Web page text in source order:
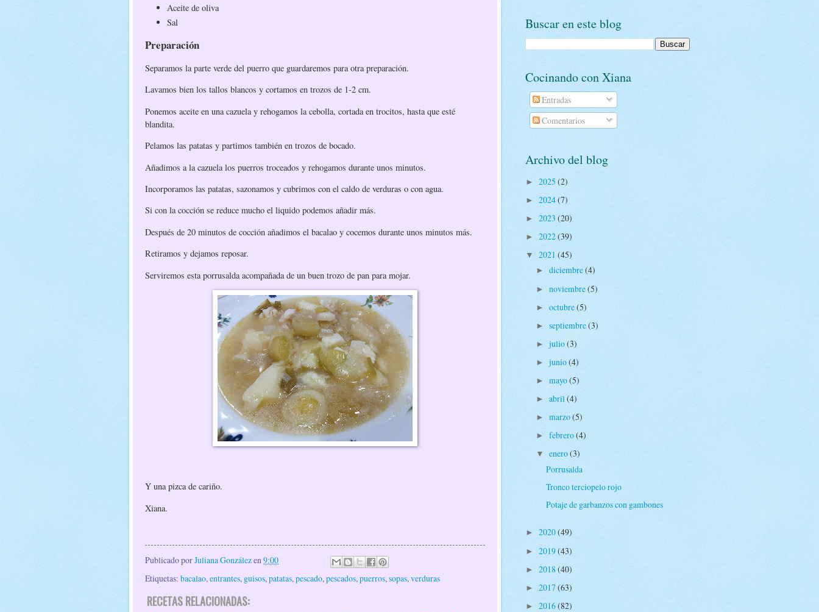
Aceite de oliva
Sal
Preparación
Separamos la parte verde del puerro que guardaremos para otra preparación.
Lavamos bien los tallos blancos y cortamos en trozos de 1-2 cm.
Ponemos aceite en una cazuela y rehogamos la cebolla, cortada en trocitos, hasta que esté
blandita.
Pelamos las patatas y partimos también en trozos de bocado.
Añadimos a la cazuela los puerros troceados y rehogamos durante unos minutos.
Incorporamos las patatas, sazonamos y cubrimos con el caldo de verduras o con agua.
Si con la cocción se reduce mucho el liquido podemos añadir más.
Después de 20 minutos de cocción añadimos el bacalao y cocemos durante unos minutos más.
Retiramos y dejamos reposar.
Serviremos esta porrusalda acompañada de un buen trozo de pan para mojar.
Y una pizca de cariño.
Xiana.
Publicado porJuliana Gonzálezen9:00
Etiquetas: bacalao, entrantes, guisos, patatas, pescado, pescados, puerros, sopas, verduras
RECETAS RELACIONADAS:
Buscar en este blog
Cocinando con Xiana
Entradas
Comentarios
Archivo del blog
► 2025 (2)
► 2024(7)
► 2023 (20)
► 2022(39)
▼ 2021 (45)
► diciembre(4)
► noviembre(5)
► octubre(5)
► septiembre(3)
► julio(3)
► junio(4)
► mayo(5)
► abril(4)
► marzo(5)
► febrero(4)
▼ enero(3)
Porrusalda
Tronco terciopelo rojo
Potaje de garbanzos con gambones
► 2020(49)
► 2019(43)
► 2018(40)
► 2017(63)
► 2016(82)